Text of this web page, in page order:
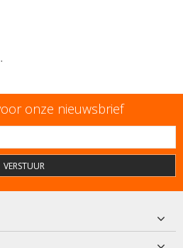
onze nieuwsbrief
VERSTUUR